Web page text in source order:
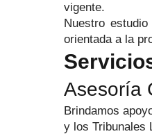
vigente.
Nuestro
orientada a la
Asesoría
Brindamos
y los Tribunales